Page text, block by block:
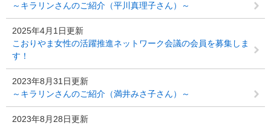
～キラリンさんのご紹介（平川真理子さん）～
2025年4月1日更新
こおりやま女性の活躍推進ネットワーク会議の会員を募集しま
す！
2023年8月31日更新
～キラリンさんのご紹介（満井みさ子さん）～
2023年8月28日更新